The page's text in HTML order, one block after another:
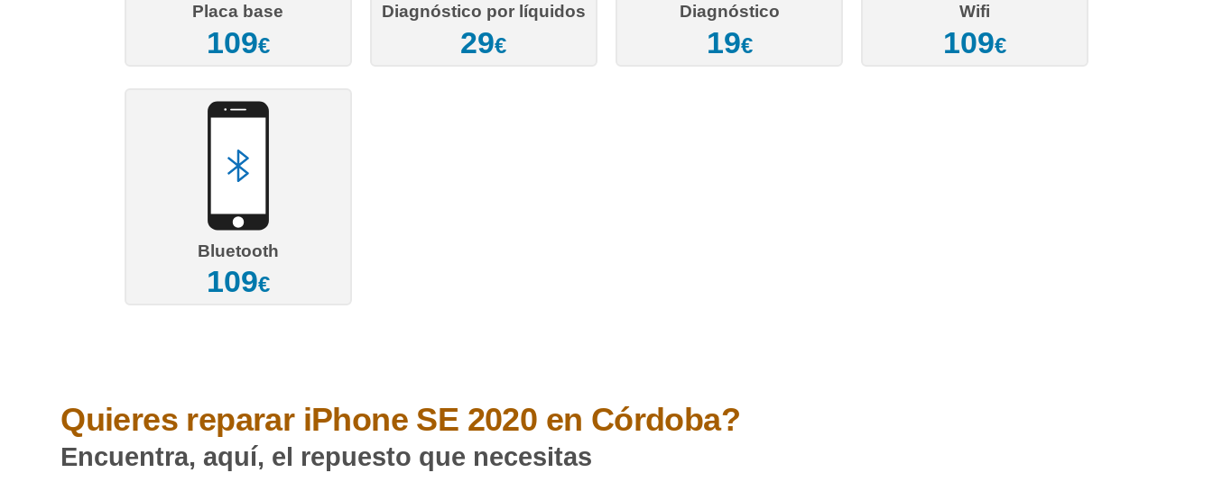
Placa base
109€
Diagnóstico por líquidos
29€
Diagnóstico
19€
Wifi
109€
Bluetooth
109€
Quieres reparar iPhone SE 2020 en Córdoba?
Encuentra, aquí, el repuesto que necesitas